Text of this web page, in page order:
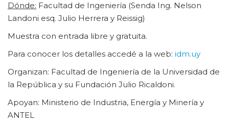
Dónde: Facultad de Ingeniería (Senda Ing. Nelson
Landoni esq. Julio Herrera y Reissig)
Muestra con entrada libre y gratuita.
Para conocer los detalles accedé a la web: idm.uy
Organizan: Facultad de Ingeniería de la Universidad de
la República y su Fundación Julio Ricaldoni.
Apoyan: Ministerio de Industria, Energía y Minería y
ANTEL